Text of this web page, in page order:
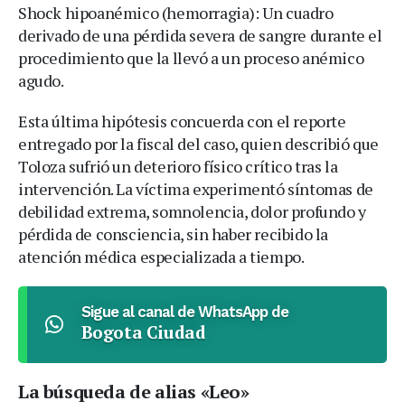
Shock hipoanémico (hemorragia): Un cuadro
derivado de una pérdida severa de sangre durante el
procedimiento que la llevó a un proceso anémico
agudo.
Esta última hipótesis concuerda con el reporte
entregado por la fiscal del caso, quien describió que
Toloza sufrió un deterioro físico crítico tras la
intervención. La víctima experimentó síntomas de
debilidad extrema, somnolencia, dolor profundo y
pérdida de consciencia, sin haber recibido la
atención médica especializada a tiempo.
Sigue al canal de WhatsApp de
Bogota Ciudad
La búsqueda de alias «Leo»